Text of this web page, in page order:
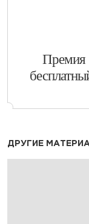
​Премия
ДРУГИЕ